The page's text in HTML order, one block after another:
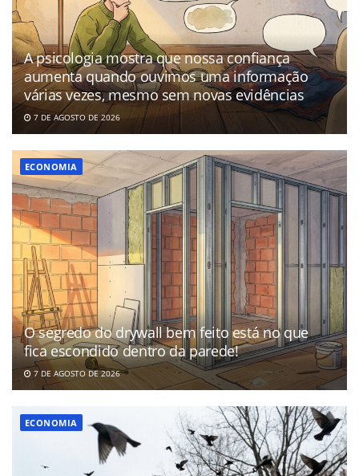
A psicologia mostra que nossa confiança
aumenta quando ouvimos uma informação
várias vezes, mesmo sem novas evidências
7 DE AGOSTO DE 2026
ECONOMIA
O segredo do drywall bem feito está no que
fica escondido dentro da parede!
7 DE AGOSTO DE 2026
ECONOMIA